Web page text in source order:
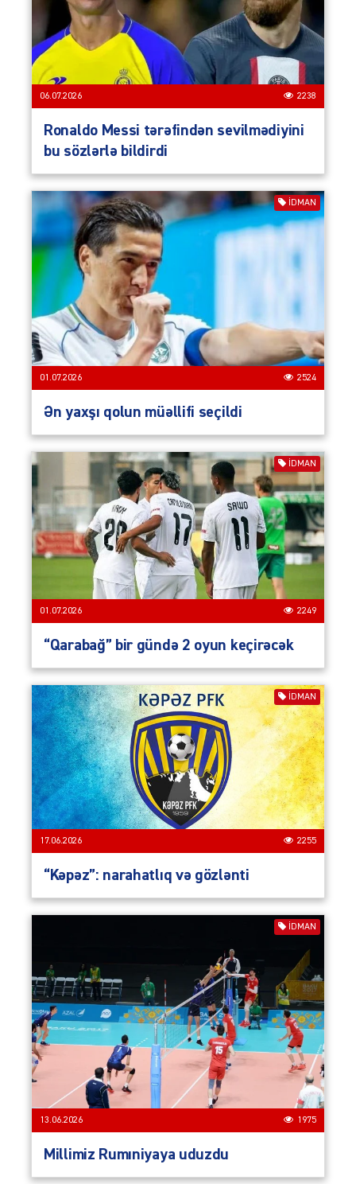
06.07.2026 2238
Ronaldo Messi tərəfindən sevilmədiyini
bu sözlərlə bildirdi
İDMAN
01.07.2026 2524
Ən yaxşı qolun müəllifi seçildi
İDMAN
01.07.2026 2249
“Qarabağ” bir gündə 2 oyun keçirəcək
İDMAN
17.06.2026 2255
“Kəpəz”: narahatlıq və gözlənti
İDMAN
13.06.2026 1975
Millimiz Rumıniyaya uduzdu